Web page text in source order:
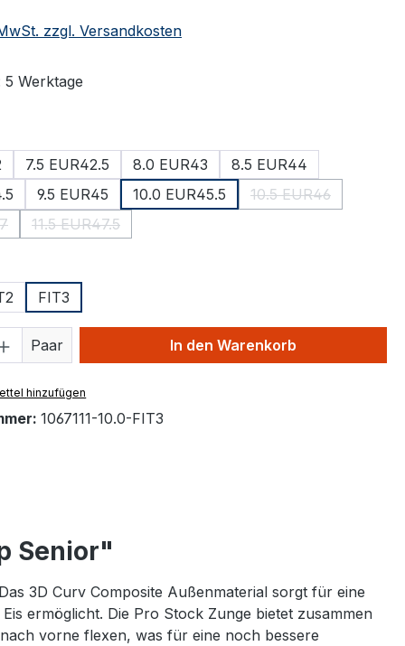
zzgl. Versandkosten
5 Werktage
7.5 EUR42.5 8.0 EUR43
8.5 EUR44
9.5 EUR45 10.0 EUR45.5 10.5 EUR46
(Diese Option ist
Option ist zurzeit nicht verfügbar.)
11.5 EUR47.5
(Diese Option ist zurzeit nicht verfügbar.)
FIT3
Anzahl: Gib den gewünschten Wert
Paar In den Warenkorb
hinzufügen
1067111-10.0-FIT3
Senior"
3D Curv Composite Außenmaterial sorgt für eine
ermöglicht. Die Pro Stock Zunge bietet zusammen
vorne flexen, was für eine noch bessere